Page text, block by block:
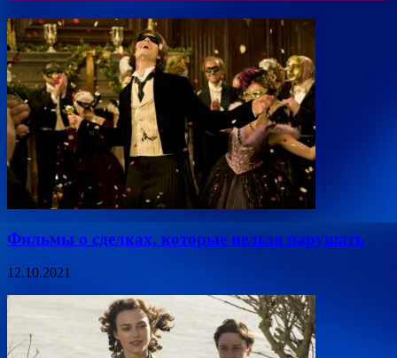
Фильмы о сделках, которые нельзя нарушать
12.10.2021